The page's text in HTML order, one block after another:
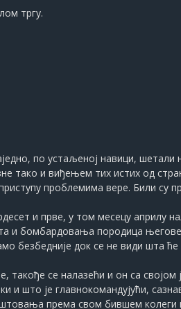
тргу.
по устаљеној навици,
тако и виђењем тих истих од
проблемима вере. Били су
и прве, у том месецу априлу
и бомбардовања породица његове
безбедније док се не види шта ће
се налазећи и он са
што је главнокомандујући,
према свом бившем